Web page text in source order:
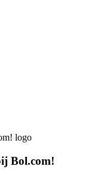
Bol.com!